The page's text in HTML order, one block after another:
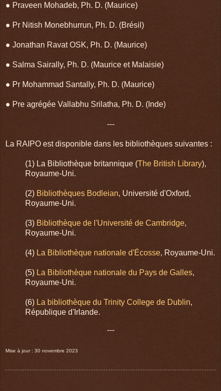
● Praveen Mohadeb, Ph. D. (Maurice)
● Pr Nitish Monebhurrun, Ph. D. (Brésil)
● Jonathan Ravat OSK, Ph. D. (Maurice)
● Salma Sairally, Ph. D. (Maurice et Malaisie)
● Pr Mohammad Santally, Ph. D. (Maurice)
● Pre agrégée Vallabhu Srilatha, Ph. D. (Inde)
---
La RAIPO est disponible dans les bibliothèques suivantes :
(1) La Bibliothèque britannique (The British Library),
Royaume-Uni.
(2) Bibliothèques Bodleian, Université d'Oxford,
Royaume-Uni.
(3) Bibliothèque de l'Université de Cambridge,
Royaume-Uni.
(4) La Bibliothèque nationale d'Écosse, Royaume-Uni.
(5) La Bibliothèque nationale du Pays de Galles,
Royaume-Uni.
(6) La bibliothèque du Trinity College de Dublin,
République d'Irlande.
---
Mise à jour : 30 novembre 2023